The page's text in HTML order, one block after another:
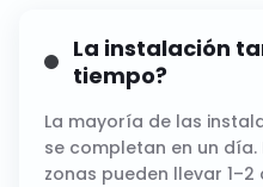
La instalación
tiempo?
La mayoría de las
se completan en un
zonas pueden llevar